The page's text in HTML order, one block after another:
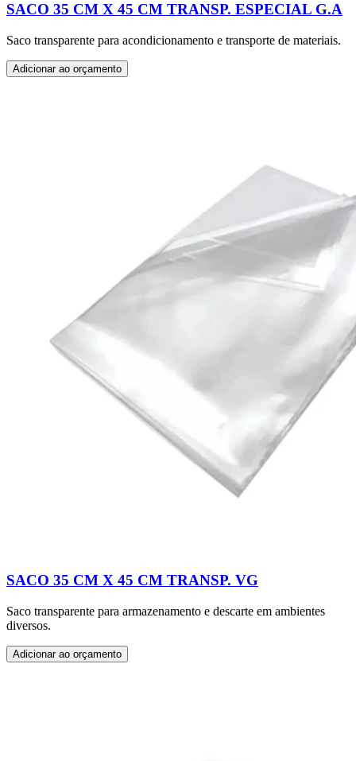
SACO 35 CM X 45 CM TRANSP. ESPECIAL G.A
Saco transparente para acondicionamento e transporte de materiais.
Adicionar ao orçamento
SACO 35 CM X 45 CM TRANSP. VG
Saco transparente para armazenamento e descarte em ambientes
diversos.
Adicionar ao orçamento